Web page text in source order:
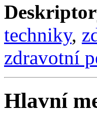
techniky,
zdravotní
Hlavní